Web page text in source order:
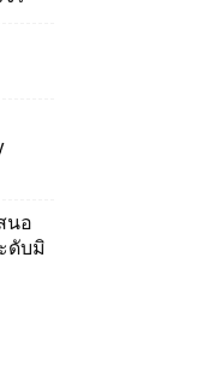
นอ
ดับมิ